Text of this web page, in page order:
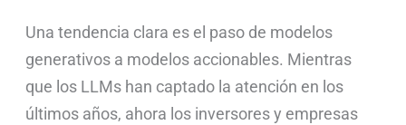
Una tendencia clara es el paso de modelos
generativos a modelos accionables. Mientras
que los LLMs han captado la atención en los
últimos años, ahora los inversores y empresas